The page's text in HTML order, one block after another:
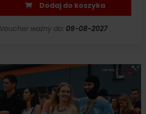
Dodaj do koszyka
Voucher ważny do: 09-08-2027